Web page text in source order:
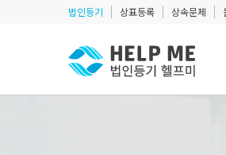
법인등기 상표등록 상속문제